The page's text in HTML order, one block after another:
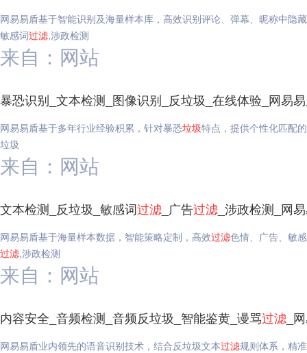
网易易盾基于智能识别及海量样本库，高效识别评论、弹幕、昵称中隐
敏感词过滤,涉政检测
来自：网站
暴恐识别_文本检测_图像识别_反垃圾_在线体验_网易
网易易盾基于多年行业经验积累，针对暴恐垃圾特点，提供个性化匹配
垃圾
来自：网站
文本检测_反垃圾_敏感词过滤 _广告过滤 _涉政检测_网
网易易盾基于海量样本数据，智能策略定制，高效过滤色情、广告、敏
过滤,涉政检测
来自：网站
内容安全_音频检测_音频反垃圾_智能鉴黄_谩骂过滤 _
网易易盾业内领先的语音识别技术，结合反垃圾文本过滤规则体系，精